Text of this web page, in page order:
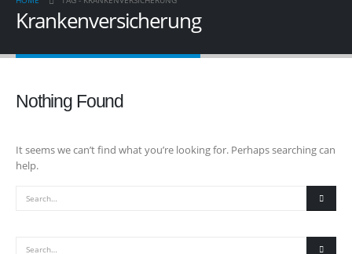
Krankenversicherung
Nothing Found
It seems we can’t find what you’re looking for. Perhaps searching can
help.